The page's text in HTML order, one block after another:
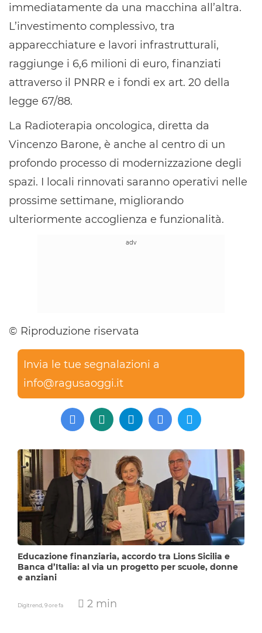
immediatamente da una macchina all’altra.
L’investimento complessivo, tra
apparecchiature e lavori infrastrutturali,
raggiunge i 6,6 milioni di euro, finanziati
attraverso il PNRR e i fondi ex art. 20 della
legge 67/88.
La Radioterapia oncologica, diretta da
Vincenzo Barone, è anche al centro di un
profondo processo di modernizzazione degli
spazi. I locali rinnovati saranno operativi nelle
prossime settimane, migliorando
ulteriormente accoglienza e funzionalità.
© Riproduzione riservata
Invia le tue segnalazioni a
info@ragusaoggi.it
Educazione finanziaria, accordo tra Lions Sicilia e
Banca d’Italia: al via un progetto per scuole, donne
e anziani
Digitrend,9 ore fa 2 min